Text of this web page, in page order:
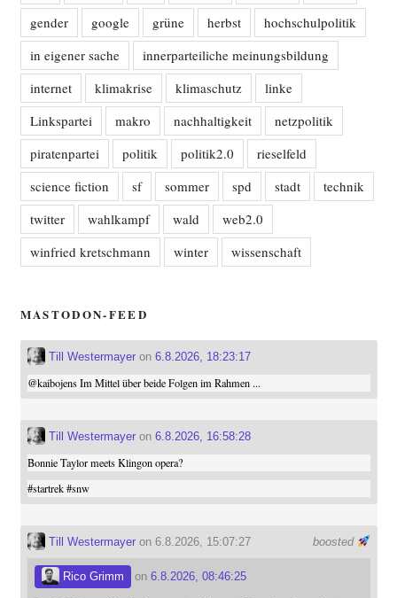
gender google grüne herbst
hochschulpolitik
in eigener sache
innerparteiliche meinungsbildung
internet
klimakrise klimaschutz
linke
Linkspartei
makro nachhaltigkeit
netzpolitik
piratenpartei
politik politik2.0
rieselfeld
science fiction
sf sommer spd stadt
technik
twitter
wahlkampf wald
web2.0
winfried kretschmann
winter wissenschaft
MASTODON-FEED
Till Westermayeron 6.8.2026, 18:23:17
@kaibojensIm Mittel über beide Folgen im Rahmen ...
Till Westermayeron 6.8.2026, 16:58:28
Bonnie Taylor meets Klingon opera?
#startrek #snw
boosted
Till Westermayeron 6.8.2026, 15:07:27
Rico Grimm on 6.8.2026, 08:46:25